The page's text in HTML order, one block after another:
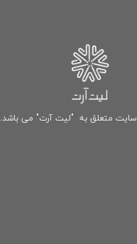
متعلق به "لیت آرت" می باشد. 1401